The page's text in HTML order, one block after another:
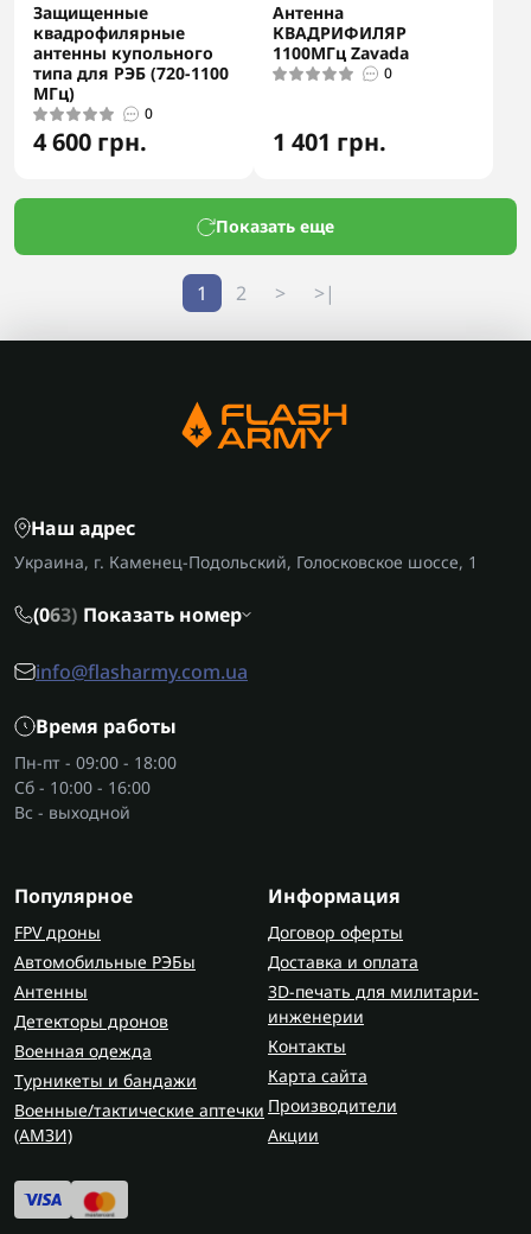
Защищенные
квадрофилярные
антенны купольного
типа для РЭБ (720-1100
МГц)
0
4 600 грн.
Антенна
КВАДРИФИЛЯР
1100МГц Zavada
0
1 401 грн.
Показать еще
1 2 > >|
Наш адрес
Украина, г. Каменец-Подольский, Голосковское шоссе, 1
(063) Показать номер
info@flasharmy.com.ua
Время работы
Пн-пт - 09:00 - 18:00
Сб - 10:00 - 16:00
Вс - выходной
Популярное
FPV дроны
Автомобильные РЭБы
Антенны
Детекторы дронов
Военная одежда
Турникеты и бандажи
Военные/тактические аптечки
(AMЗИ)
Информация
Договор оферты
Доставка и оплата
3D-печать для милитари-
инженерии
Контакты
Карта сайта
Производители
Акции